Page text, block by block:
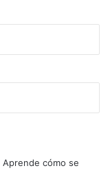
Aprende cómo se